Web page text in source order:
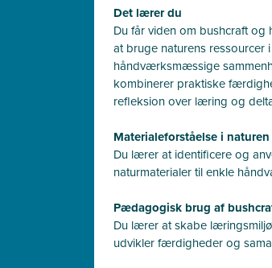
Det lærer du
Du får viden om bushcraft
at bruge naturens
håndværksmæssige
kombinerer praktiske
refleksion over læring og
Materialeforståelse i naturen
Du lærer at identificere og
naturmaterialer til enkle
Pædagogisk brug af
Du lærer at skabe
udvikler færdigheder og